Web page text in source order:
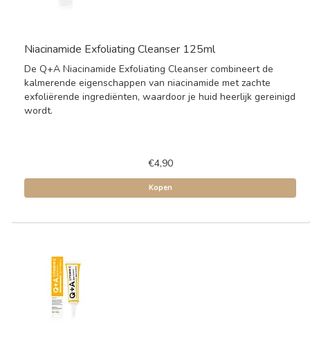
Niacinamide Exfoliating Cleanser 125ml
De Q+A Niacinamide Exfoliating Cleanser combineert de
kalmerende eigenschappen van niacinamide met zachte
exfoliërende ingrediënten, waardoor je huid heerlijk gereinigd
wordt.
€4,90
Kopen